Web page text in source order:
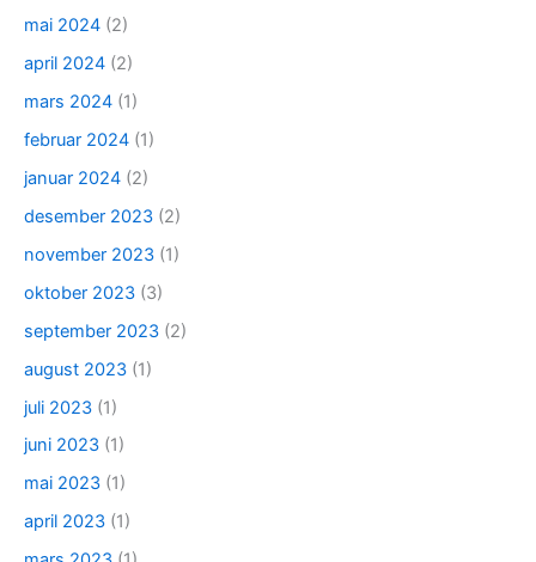
mai 2024 (2)
april 2024 (2)
mars 2024 (1)
februar 2024 (1)
januar 2024 (2)
desember 2023 (2)
november 2023 (1)
oktober 2023 (3)
september 2023 (2)
august 2023 (1)
juli 2023 (1)
juni 2023 (1)
mai 2023 (1)
april 2023 (1)